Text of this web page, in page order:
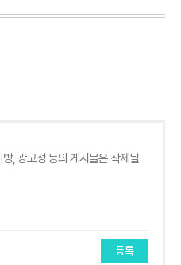
등록